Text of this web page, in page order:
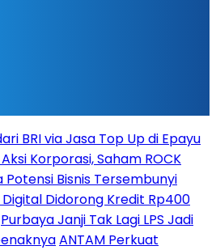
BRI via Jasa Top Up di Epayu
Korporasi, Saham ROCK
Potensi Bisnis Tersembunyi
Didorong Kredit Rp400
Purbaya Janji Tak Lagi LPS Jadi
ANTAM Perkuat